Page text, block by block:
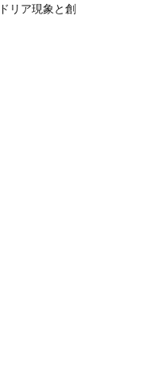
リア現象と創